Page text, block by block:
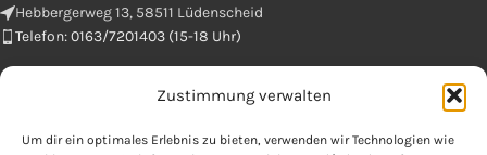
Zustimmung verwalten
Um dir ein optimales Erlebnis zu bieten, verwenden wir Technologien wie
Hebbergerweg 13, 58511 Lüdenscheid
Telefon: 0163/7201403 (15-18 Uhr)